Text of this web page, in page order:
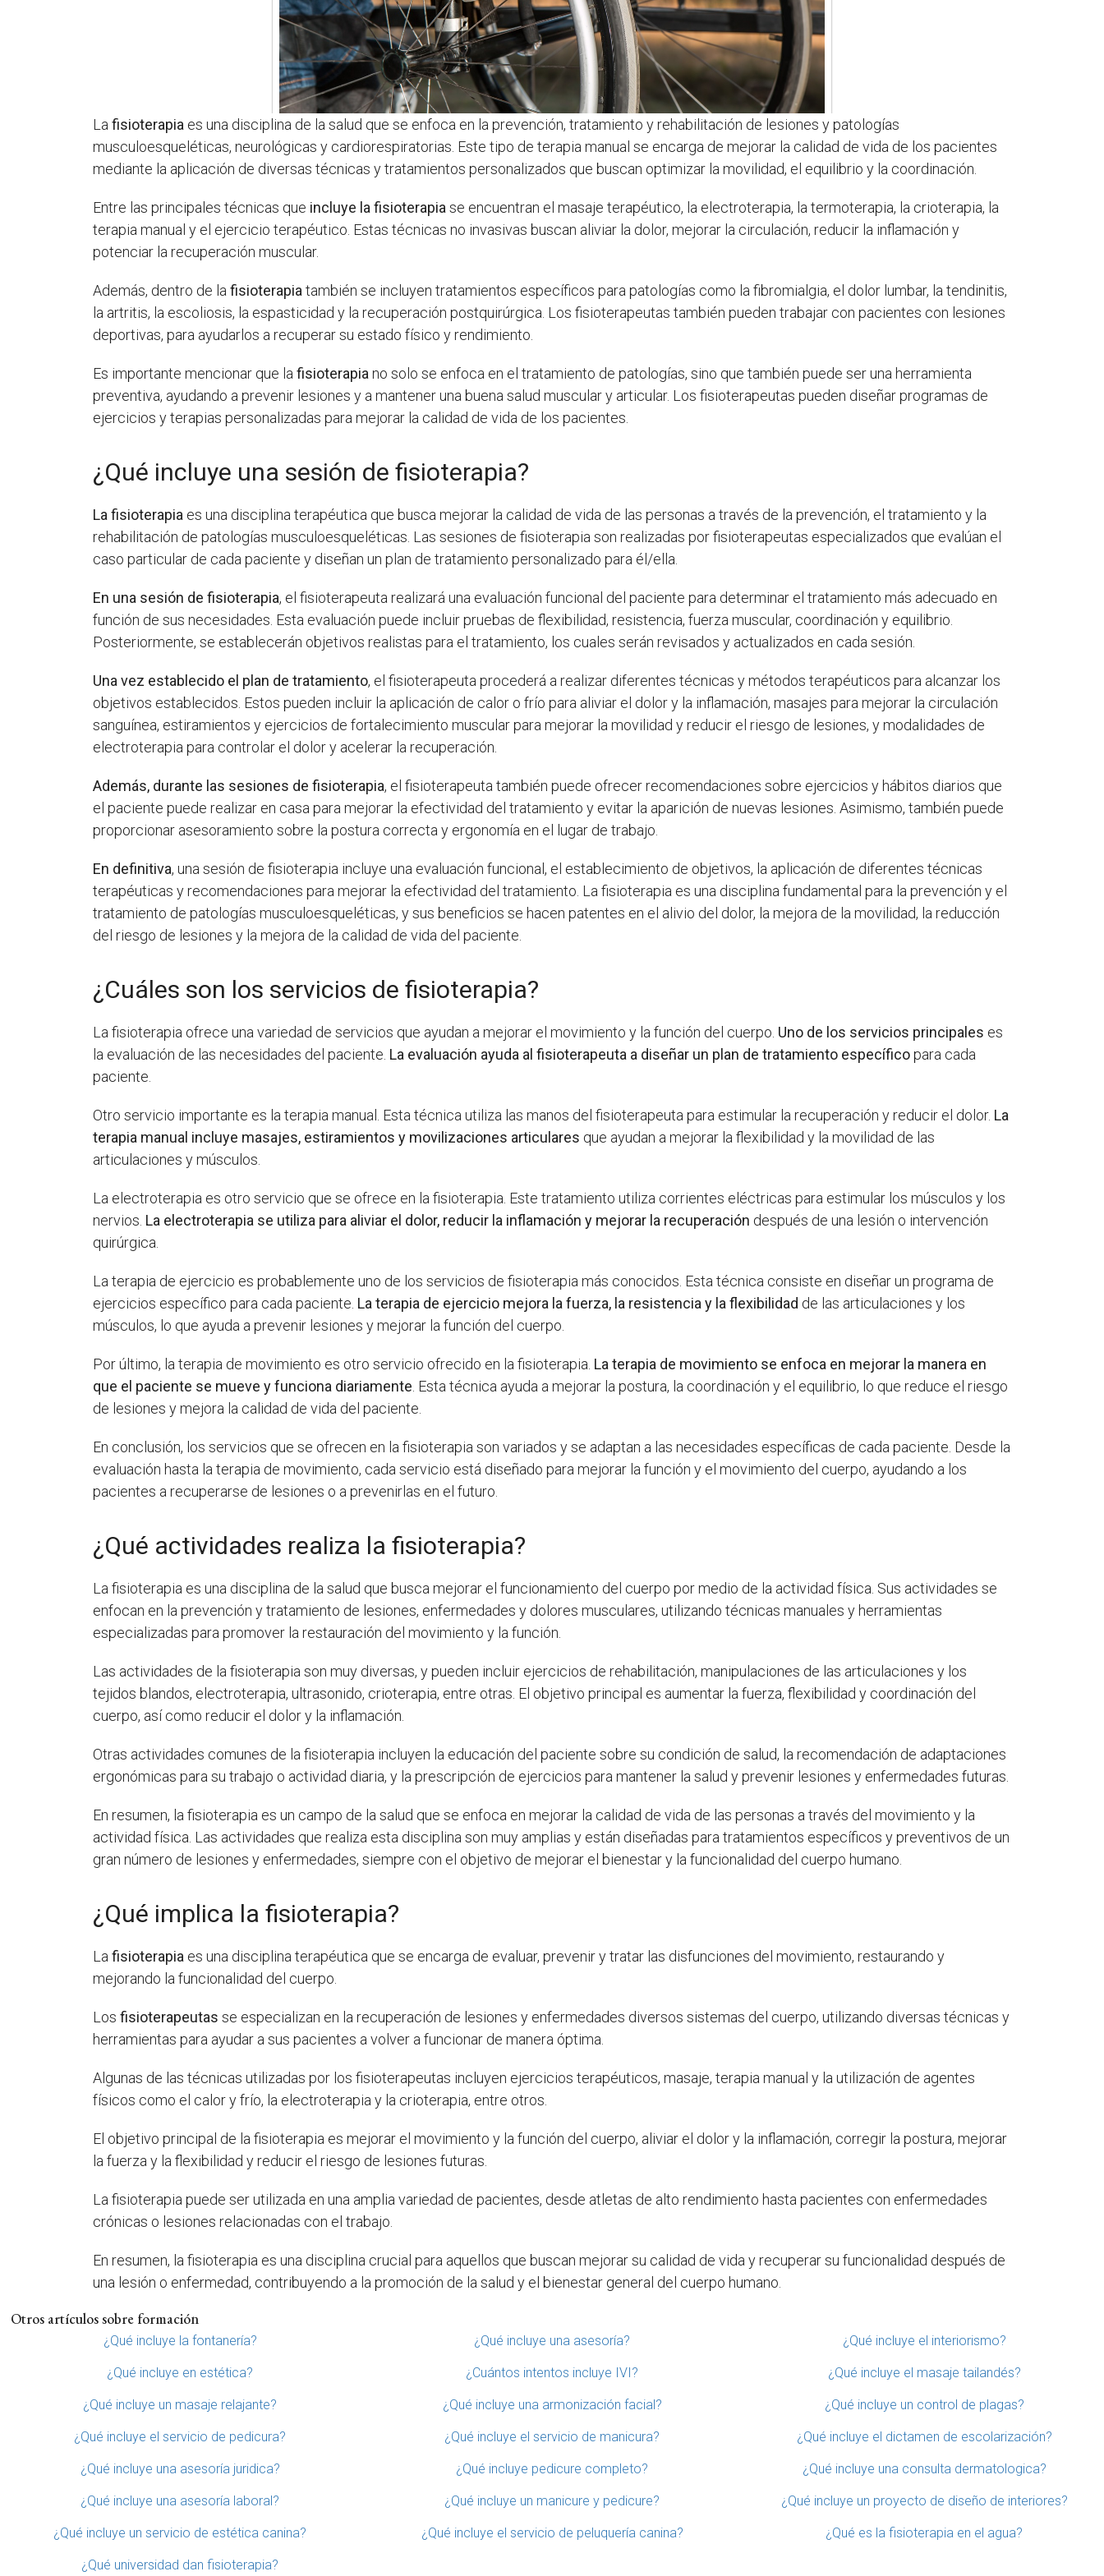
Lafisioterapia es una disciplina de la salud que se enfoca en la prevención, tratamiento y rehabilitación de lesiones y patologías
musculoesqueléticas, neurológicas y cardiorespiratorias. Este tipo de terapia manual se encarga de mejorar la calidad de vida de los pacientes
mediante la aplicación de diversas técnicas y tratamientos personalizados que buscan optimizar la movilidad, el equilibrio y la coordinación.
Entre las principales técnicas que incluye la fisioterapia se encuentran el masaje terapéutico, la electroterapia, la termoterapia, la crioterapia, la
terapia manual y el ejercicio terapéutico. Estas técnicas no invasivas buscan aliviar la dolor, mejorar la circulación, reducir la inflamación y
potenciar la recuperación muscular.
Además, dentro de lafisioterapia también se incluyen tratamientos específicos para patologías como la fibromialgia, el dolor lumbar, la tendinitis,
la artritis, la escoliosis, la espasticidad y la recuperación postquirúrgica. Los fisioterapeutas también pueden trabajar con pacientes con lesiones
deportivas, para ayudarlos a recuperar su estado físico y rendimiento.
Es importante mencionar que lafisioterapia no solo se enfoca en el tratamiento de patologías, sino que también puede ser una herramienta
preventiva, ayudando a prevenir lesiones y a mantener una buena salud muscular y articular. Los fisioterapeutas pueden diseñar programas de
ejercicios y terapias personalizadas para mejorar la calidad de vida de los pacientes.
¿Qué incluye una sesión de fisioterapia?
La fisioterapia es una disciplina terapéutica que busca mejorar la calidad de vida de las personas a través de la prevención, el tratamiento y la
rehabilitación de patologías musculoesqueléticas. Las sesiones de fisioterapia son realizadas por fisioterapeutas especializados que evalúan el
caso particular de cada paciente y diseñan un plan de tratamiento personalizado para él/ella.
En una sesión de fisioterapia, el fisioterapeuta realizará una evaluación funcional del paciente para determinar el tratamiento más adecuado en
función de sus necesidades. Esta evaluación puede incluir pruebas de flexibilidad, resistencia, fuerza muscular, coordinación y equilibrio.
Posteriormente, se establecerán objetivos realistas para el tratamiento, los cuales serán revisados y actualizados en cada sesión.
Una vez establecido el plan de tratamiento, el fisioterapeuta procederá a realizar diferentes técnicas y métodos terapéuticos para alcanzar los
objetivos establecidos. Estos pueden incluir la aplicación de calor o frío para aliviar el dolor y la inflamación, masajes para mejorar la circulación
sanguínea, estiramientos y ejercicios de fortalecimiento muscular para mejorar la movilidad y reducir el riesgo de lesiones, y modalidades de
electroterapia para controlar el dolor y acelerar la recuperación.
Además, durante las sesiones de fisioterapia, el fisioterapeuta también puede ofrecer recomendaciones sobre ejercicios y hábitos diarios que
el paciente puede realizar en casa para mejorar la efectividad del tratamiento y evitar la aparición de nuevas lesiones. Asimismo, también puede
proporcionar asesoramiento sobre la postura correcta y ergonomía en el lugar de trabajo.
En definitiva, una sesión de fisioterapia incluye una evaluación funcional, el establecimiento de objetivos, la aplicación de diferentes técnicas
terapéuticas y recomendaciones para mejorar la efectividad del tratamiento. La fisioterapia es una disciplina fundamental para la prevención y el
tratamiento de patologías musculoesqueléticas, y sus beneficios se hacen patentes en el alivio del dolor, la mejora de la movilidad, la reducción
del riesgo de lesiones y la mejora de la calidad de vida del paciente.
¿Cuáles son los servicios de fisioterapia?
La fisioterapia ofrece una variedad de servicios que ayudan a mejorar el movimiento y la función del cuerpo. Uno de los servicios principales es
la evaluación de las necesidades del paciente. La evaluación ayuda al fisioterapeuta a diseñar un plan de tratamiento específicopara cada
paciente.
Otro servicio importante es la terapia manual. Esta técnica utiliza las manos del fisioterapeuta para estimular la recuperación y reducir el dolor. La
terapia manual incluye masajes, estiramientos y movilizaciones articulares que ayudan a mejorar la flexibilidad y la movilidad de las
articulaciones y músculos.
La electroterapia es otro servicio que se ofrece en la fisioterapia. Este tratamiento utiliza corrientes eléctricas para estimular los músculos y los
nervios. La electroterapia se utiliza para aliviar el dolor, reducir la inflamación y mejorar la recuperación después de una lesión o intervención
quirúrgica.
La terapia de ejercicio es probablemente uno de los servicios de fisioterapia más conocidos. Esta técnica consiste en diseñar un programa de
ejercicios específico para cada paciente. La terapia de ejercicio mejora la fuerza, la resistencia y la flexibilidad de las articulaciones y los
músculos, lo que ayuda a prevenir lesiones y mejorar la función del cuerpo.
Por último, la terapia de movimiento es otro servicio ofrecido en la fisioterapia. La terapia de movimiento se enfoca en mejorar la manera en
que el paciente se mueve y funciona diariamente . Esta técnica ayuda a mejorar la postura, la coordinación y el equilibrio, lo que reduce el riesgo
de lesiones y mejora la calidad de vida del paciente.
En conclusión, los servicios que se ofrecen en la fisioterapia son variados y se adaptan a las necesidades específicas de cada paciente. Desde la
evaluación hasta la terapia de movimiento, cada servicio está diseñado para mejorar la función y el movimiento del cuerpo, ayudando a los
pacientes a recuperarse de lesiones o a prevenirlas en el futuro.
¿Qué actividades realiza la fisioterapia?
La fisioterapia es una disciplina de la salud que busca mejorar el funcionamiento del cuerpo por medio de la actividad física. Sus actividades se
enfocan en la prevención y tratamiento de lesiones, enfermedades y dolores musculares, utilizando técnicas manuales y herramientas
especializadas para promover la restauración del movimiento y la función.
Las actividades de la fisioterapia son muy diversas, y pueden incluir ejercicios de rehabilitación, manipulaciones de las articulaciones y los
tejidos blandos, electroterapia, ultrasonido, crioterapia, entre otras. El objetivo principal es aumentar la fuerza, flexibilidad y coordinación del
cuerpo, así como reducir el dolor y la inflamación.
Otras actividades comunes de la fisioterapia incluyen la educación del paciente sobre su condición de salud, la recomendación de adaptaciones
ergonómicas para su trabajo o actividad diaria, y la prescripción de ejercicios para mantener la salud y prevenir lesiones y enfermedades futuras.
En resumen, la fisioterapia es un campo de la salud que se enfoca en mejorar la calidad de vida de las personas a través del movimiento y la
actividad física. Las actividades que realiza esta disciplina son muy amplias y están diseñadas para tratamientos específicos y preventivos de un
gran número de lesiones y enfermedades, siempre con el objetivo de mejorar el bienestar y la funcionalidad del cuerpo humano.
¿Qué implica la fisioterapia?
Lafisioterapia es una disciplina terapéutica que se encarga de evaluar, prevenir y tratar las disfunciones del movimiento, restaurando y
mejorando la funcionalidad del cuerpo.
Losfisioterapeutas se especializan en la recuperación de lesiones y enfermedades diversos sistemas del cuerpo, utilizando diversas técnicas y
herramientas para ayudar a sus pacientes a volver a funcionar de manera óptima.
Algunas de las técnicas utilizadas por los fisioterapeutas incluyen ejercicios terapéuticos, masaje, terapia manual y la utilización de agentes
físicos como el calor y frío, la electroterapia y la crioterapia, entre otros.
El objetivo principal de la fisioterapia es mejorar el movimiento y la función del cuerpo, aliviar el dolor y la inflamación, corregir la postura, mejorar
la fuerza y la flexibilidad y reducir el riesgo de lesiones futuras.
La fisioterapia puede ser utilizada en una amplia variedad de pacientes, desde atletas de alto rendimiento hasta pacientes con enfermedades
crónicas o lesiones relacionadas con el trabajo.
En resumen, la fisioterapia es una disciplina crucial para aquellos que buscan mejorar su calidad de vida y recuperar su funcionalidad después de
una lesión o enfermedad, contribuyendo a la promoción de la salud y el bienestar general del cuerpo humano.
Otros artículos sobre formación
¿Qué incluye la fontanería? ¿Qué incluye una asesoría? ¿Qué incluye el interiorismo?
¿Qué incluye en estética? ¿Cuántos intentos incluye IVI? ¿Qué incluye el masaje tailandés?
¿Qué incluye un masaje relajante? ¿Qué incluye una armonización facial? ¿Qué incluye un control de plagas?
¿Qué incluye el servicio de pedicura? ¿Qué incluye el servicio de manicura? ¿Qué incluye el dictamen de escolarización?
¿Qué incluye una asesoría juridica? ¿Qué incluye pedicure completo? ¿Qué incluye una consulta dermatologica?
¿Qué incluye una asesoría laboral? ¿Qué incluye un manicure y pedicure? ¿Qué incluye un proyecto de diseño de interiores?
¿Qué incluye un servicio de estética canina? ¿Qué incluye el servicio de peluquería canina? ¿Qué es la fisioterapia en el agua?
¿Qué universidad dan fisioterapia?